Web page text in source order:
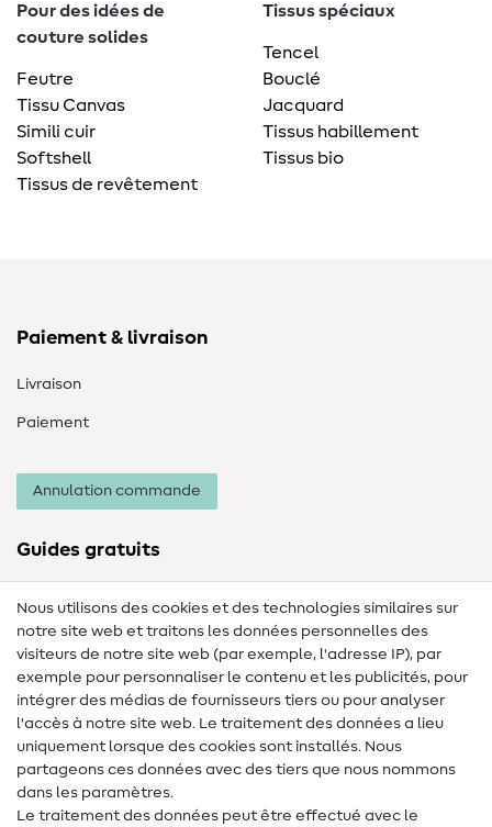
Pour des idées de
couture solides
Feutre
Tissu Canvas
Simili cuir
Softshell
Tissus de revêtement
Tissus spéciaux
Tencel
Bouclé
Jacquard
Tissus habillement
Tissus bio
Paiement & livraison
Livraison
Paiement
Annulation commande
Guides gratuits
Lexique de couture
Tutos de couture
Aide & contact
Contact
Changement de propriétaire
Nous utilisons des cookies et des technologies similaires sur
notre site web et traitons les données personnelles des
visiteurs de notre site web (par exemple, l'adresse IP), par
exemple pour personnaliser le contenu et les publicités, pour
intégrer des médias de fournisseurs tiers ou pour analyser
l'accès à notre site web. Le traitement des données a lieu
uniquement lorsque des cookies sont installés. Nous
partageons ces données avec des tiers que nous nommons
dans les paramètres.
Le traitement des données peut être effectué avec le